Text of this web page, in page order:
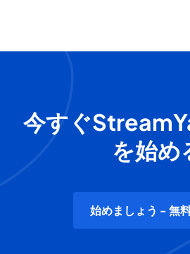
今すぐ
を始め
始めましょう - 無